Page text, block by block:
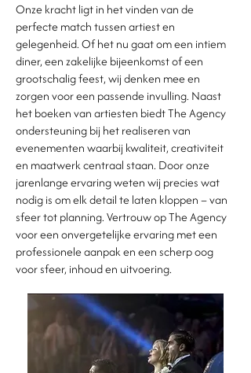
Onze kracht ligt in het vinden van de
perfecte match tussen artiest en
gelegenheid. Of het nu gaat om een intiem
diner, een zakelijke bijeenkomst of een
grootschalig feest, wij denken mee en
zorgen voor een passende invulling. Naast
het boeken van artiesten biedt The Agency
ondersteuning bij het realiseren van
evenementen waarbij kwaliteit, creativiteit
en maatwerk centraal staan. Door onze
jarenlange ervaring weten wij precies wat
nodig is om elk detail te laten kloppen – van
sfeer tot planning. Vertrouw op The Agency
voor een onvergetelijke ervaring met een
professionele aanpak en een scherp oog
voor sfeer, inhoud en uitvoering.